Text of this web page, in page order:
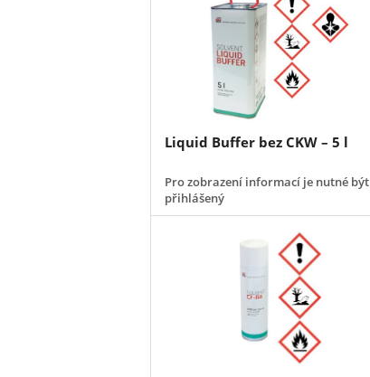
Liquid Buffer bez CKW – 5 l
Pro zobrazení informací je nutné být
přihlášený